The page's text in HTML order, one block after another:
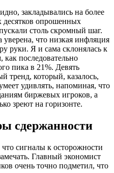
закладывались на более
десятков опрошенных
столь скромный шаг.
что низкая инфляция
руки. Я и сама склонялась к
последовательно
пика в 21%. Девять
который, казалось,
удивлять, напоминая, что
биржевых игроков, а
зреют на горизонте.
сдержанности
сигналы к осторожности
Главный экономист
очень точно подметил, что